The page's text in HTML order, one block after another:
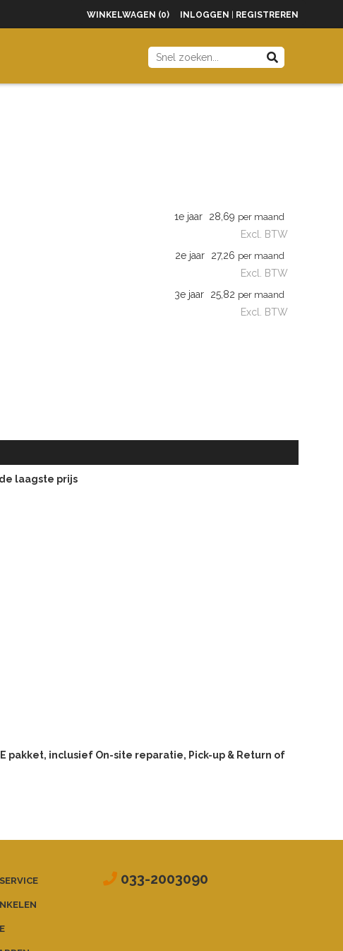
WINKELWAGEN (0) INLOGGEN REGISTREREN
1e jaar 28,69 per maand
Excl. BTW
2e jaar
27,26 per maand
Excl. BTW
3e jaar
25,82 per maand
Excl. BTW
laagste prijs
pakket, inclusief On-site reparatie, Pick-up & Return of
033-2003090